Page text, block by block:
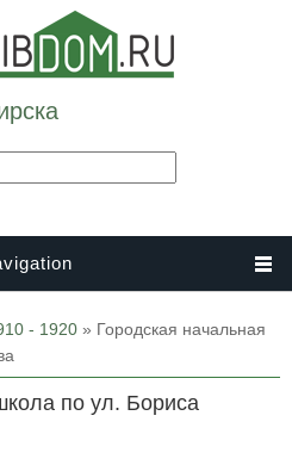
- 1920 » Городская начальная
по ул. Бориса